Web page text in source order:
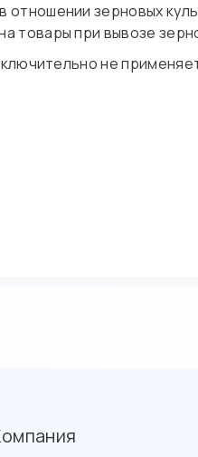
зерновых
товары при вывозе
не